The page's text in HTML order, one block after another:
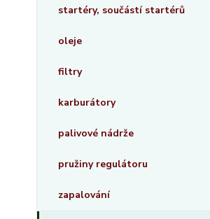
startéry, součástí startérů
oleje
filtry
karburátory
palivové nádrže
pružiny regulátoru
zapalování